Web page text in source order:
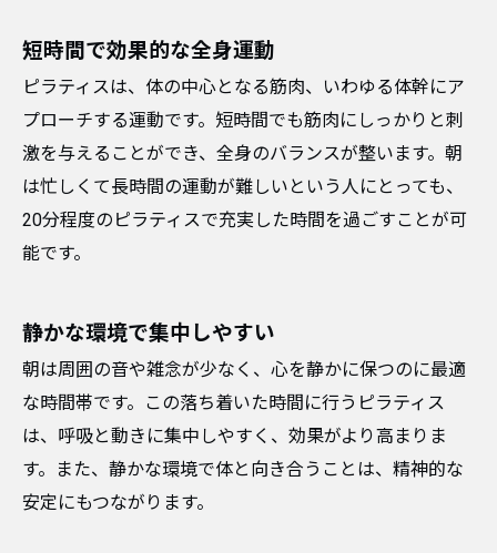
短時間で効果的な全身運動
ピラティスは、体の中心となる筋肉、いわゆる体幹にア
プローチする運動です。短時間でも筋肉にしっかりと刺
激を与えることができ、全身のバランスが整います。朝
は忙しくて長時間の運動が難しいという人にとっても、
20分程度のピラティスで充実した時間を過ごすことが可
能です。
静かな環境で集中しやすい
朝は周囲の音や雑念が少なく、心を静かに保つのに最適
な時間帯です。この落ち着いた時間に行うピラティス
は、呼吸と動きに集中しやすく、効果がより高まりま
す。また、静かな環境で体と向き合うことは、精神的な
安定にもつながります。